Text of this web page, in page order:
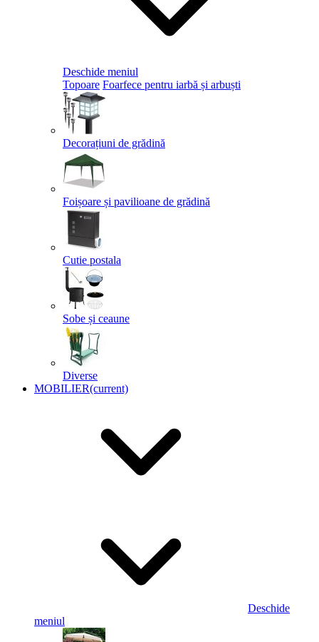
Deschide meniul
Topoare Foarfece pentru iarbă și arbuști
Decorațiuni de grădină
Foișoare și pavilioane de grădină
Cutie postala
Sobe și ceaune
Diverse
MOBILIER(current)
Deschide
meniul